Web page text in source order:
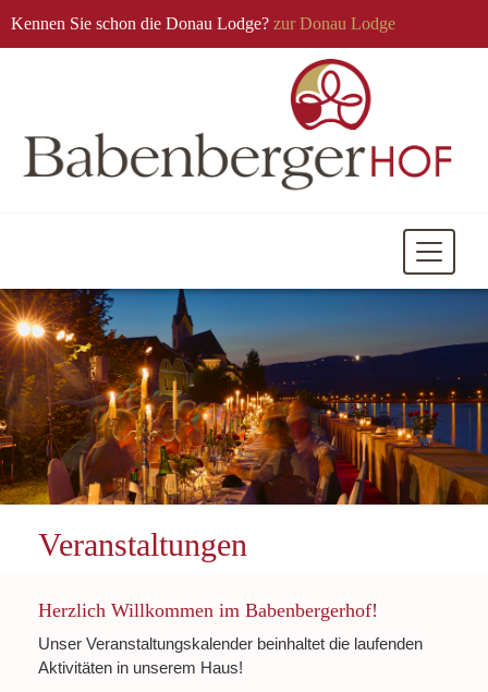
Kennen Sie schon die Donau Lodge? zur Donau Lodge
Mobile
Veranstaltungen
Herzlich Willkommen im Babenbergerhof!
Unser Veranstaltungskalender beinhaltet die laufenden
Aktivitäten in unserem Haus!